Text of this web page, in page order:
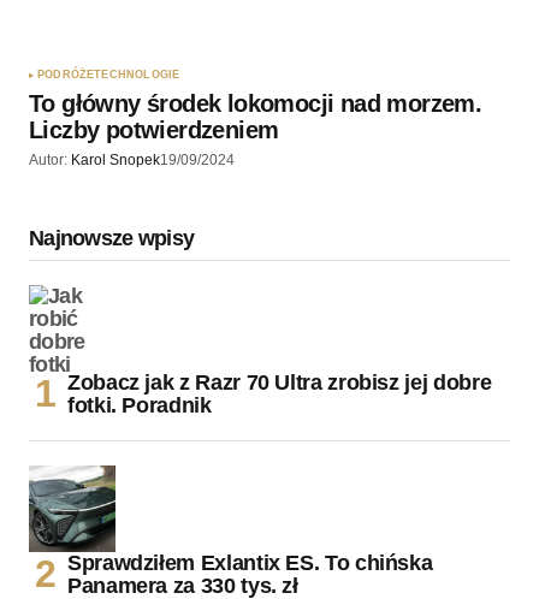
PODRÓŻETECHNOLOGIE
To główny środek lokomocji nad morzem.
Liczby potwierdzeniem
Autor: Karol Snopek19/09/2024
Najnowsze wpisy
Zobacz jak z Razr 70 Ultra zrobisz jej dobre
fotki. Poradnik
Sprawdziłem Exlantix ES. To chińska
Panamera za 330 tys. zł